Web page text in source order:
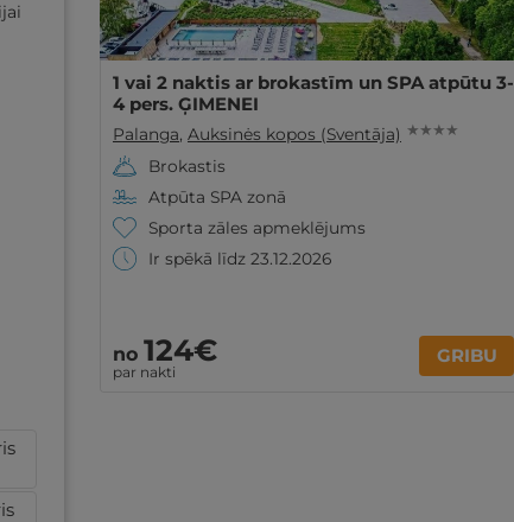
1 vai 2 naktis ar brokastīm un SPA atpūtu 3-
4 pers. ĢIMENEI
Palanga, Auksinės kopos (Sventāja) ★ ★ ★ ★
Brokastis
Atpūta SPA zonā
Sporta zāles apmeklējums
Ir spēkā līdz 23.12.2026
no 124€
par nakti
GRIBU